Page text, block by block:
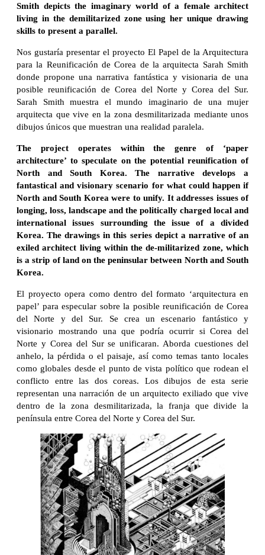
Smith depicts the imaginary world of a female architect
living in the demilitarized zone using her unique drawing
skills to present a parallel.
Nos gustaría presentar el proyecto El Papel de la Arquitectura
para la Reunificación de Corea de la arquitecta Sarah Smith
donde propone una narrativa fantástica y visionaria de una
posible reunificación de Corea del Norte y Corea del Sur.
Sarah Smith muestra el mundo imaginario de una mujer
arquitecta que vive en la zona desmilitarizada mediante unos
dibujos únicos que muestran una realidad paralela.
The project operates within the genre of ‘paper
architecture’ to speculate on the potential reunification of
North and South Korea. The narrative develops a
fantastical and visionary scenario for what could happen if
North and South Korea were to unify. It addresses issues of
longing, loss, landscape and the politically charged local and
international issues surrounding the issue of a divided
Korea. The drawings in this series depict a narrative of an
exiled architect living within the de-militarized zone, which
is a strip of land on the peninsular between North and South
Korea.
El proyecto opera como dentro del formato ‘arquitectura en
papel’ para especular sobre la posible reunificación de Corea
del Norte y del Sur. Se crea un escenario fantástico y
visionario mostrando una que podría ocurrir si Corea del
Norte y Corea del Sur se unificaran. Aborda cuestiones del
anhelo, la pérdida o el paisaje, así como temas tanto locales
como globales desde el punto de vista político que rodean el
conflicto entre las dos coreas. Los dibujos de esta serie
representan una narración de un arquitecto exiliado que vive
dentro de la zona desmilitarizada, la franja que divide la
península entre Corea del Norte y Corea del Sur.